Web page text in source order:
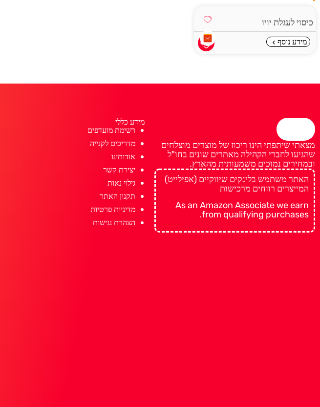
כיסוי לעגלת יויו
מידע נוסף
מצאתי שיתפתי הינו ריכוז של מוצרים מוצלחים
שהגיעו לחברי הקהילה מאתרים שונים בחו"ל
ובמחירים נמוכים משמעותית מהארץ.
האתר משתמש בלינקים שיווקיים (אפילייט)
המייצרים רווחים מרכישות
As an Amazon Associate we earn
from qualifying purchases.
מידע כללי
רשימת מועדפים
מדריכים לקנייה
אודותינו
יצירת קשר
גילוי נאות
תקנון האתר
מדיניות פרטיות
הצהרת נגישות